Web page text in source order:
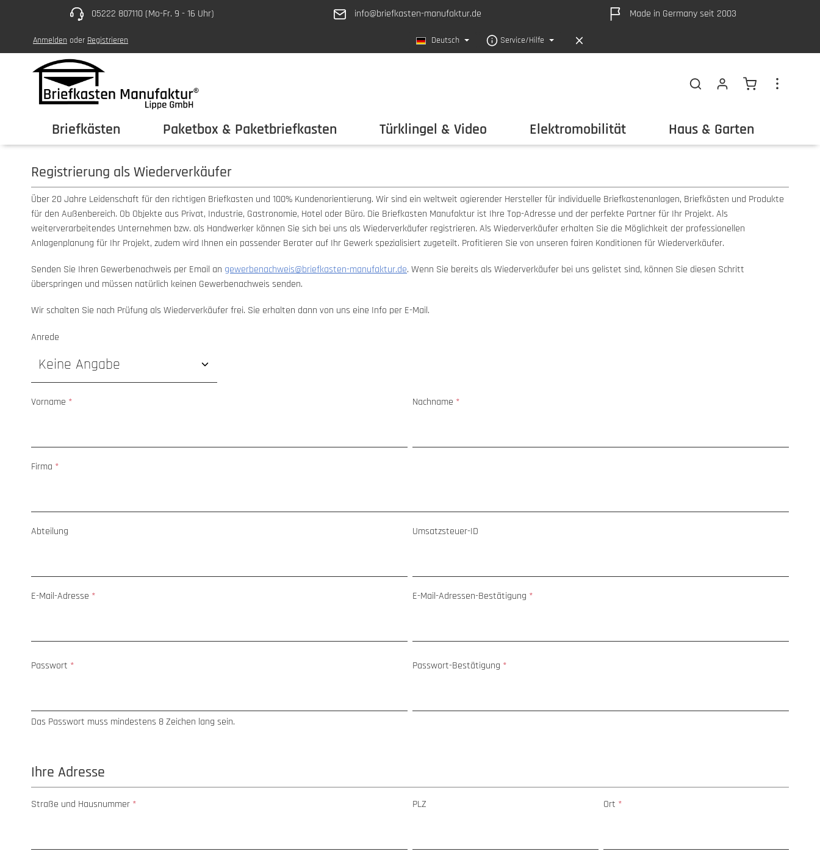
Hauptinhalt springen
Zur Hauptnavigation springen05222 807110 (Mo-Fr. 9 - 16 Uhr) info@briefkasten-manufaktur.de Made in Germany seit 2003
Anmelden oder Registrieren Deutsch Service/Hilfe
Warenkorb
Briefkästen Paketbox & Paketbriefkasten Türklingel & Video Elektromobilität Haus & Garten
Registrierung als Wiederverkäufer
Über 20 Jahre Leidenschaft für den richtigen Briefkasten und 100% Kundenorientierung. Wir sind ein weltweit agierender Hersteller für individuelle Briefkastenanlagen, Briefkästen und Produkte
für den Außenbereich. Ob Objekte aus Privat, Industrie, Gastronomie, Hotel oder Büro. Die Briefkasten Manufaktur ist Ihre Top-Adresse und der perfekte Partner für Ihr Projekt. Als
weiterverarbeitendes Unternehmen bzw. als Handwerker können Sie sich bei uns als Wiederverkäufer registrieren. Als Wiederverkäufer erhalten Sie die Möglichkeit der professionellen
Anlagenplanung für Ihr Projekt, zudem wird Ihnen ein passender Berater auf Ihr Gewerk spezialisiert zugeteilt. Profitieren Sie von unseren fairen Konditionen für Wiederverkäufer.
Senden Sie Ihren Gewerbenachweis per Email an gewerbenachweis@briefkasten-manufaktur.de. Wenn Sie bereits als Wiederverkäufer bei uns gelistet sind, können Sie diesen Schritt
überspringen und müssen natürlich keinen Gewerbenachweis senden.
Wir schalten Sie nach Prüfung als Wiederverkäufer frei. Sie erhalten dann von uns eine Info per E-Mail.
Persönliche Informationen
Anrede
Vorname * Nachname *
Firma *
Abteilung Umsatzsteuer-ID
E-Mail-Adresse * E-Mail-Adressen-Bestätigung *
Passwort *
Das Passwort muss mindestens 8 Zeichen lang sein.
Passwort-Bestätigung *
Ihre Adresse
Straße und Hausnummer * PLZ Ort *